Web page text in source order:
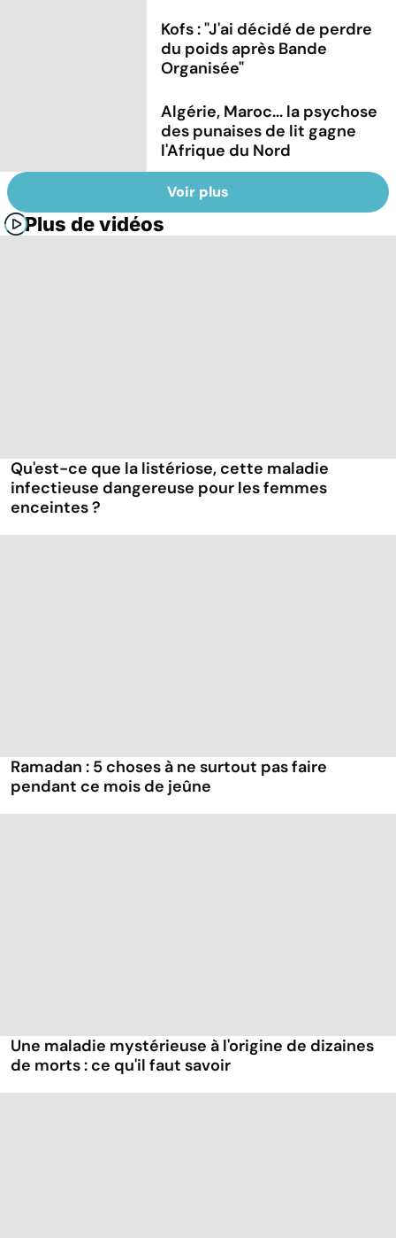
Kofs : "J'ai décidé de perdre
du poids après Bande
Organisée"
Algérie, Maroc... la psychose
des punaises de lit gagne
l'Afrique du Nord
Voir plus
Plus de vidéos
Qu'est-ce que la listériose, cette maladie
infectieuse dangereuse pour les femmes
enceintes ?
Ramadan : 5 choses à ne surtout pas faire
pendant ce mois de jeûne
Une maladie mystérieuse à l'origine de dizaines
de morts : ce qu'il faut savoir